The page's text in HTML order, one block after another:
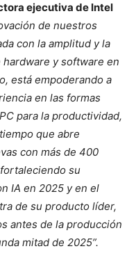
ejecutiva de Intel
de nuestros
con la amplitud y la
y software en
está empoderando a
en las formas
para la productividad,
que abre
con más de 400
su
IA en 2025 y en el
de su producto líder,
antes de la producción
mitad de 2025”.